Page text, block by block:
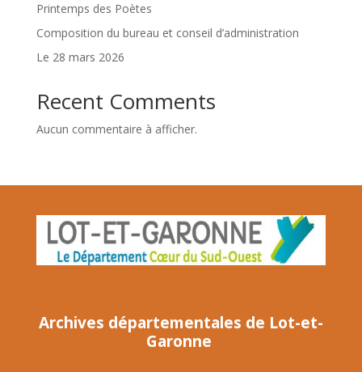
Printemps des Poètes
Composition du bureau et conseil d’administration
Le 28 mars 2026
Recent Comments
Aucun commentaire à afficher.
Archives départementales de Lot-et-
Garonne